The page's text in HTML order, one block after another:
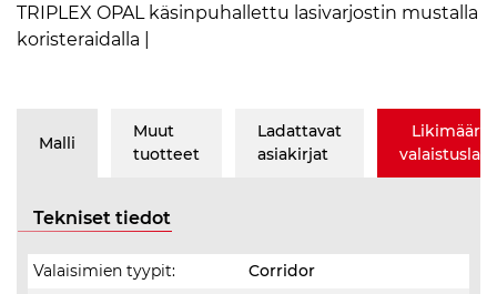
TRIPLEX OPAL käsinpuhallettu lasivarjostin mustalla
koristeraidalla |
Malli
Muut
tuotteet
Ladattavat
asiakirjat
Tekniset tiedot
Valaisimien tyypit:
Corridor